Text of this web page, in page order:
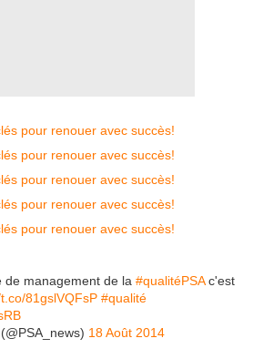
de management de la #qualitéPSAc'est
81gslVQFsP #qualité
18 Août 2014